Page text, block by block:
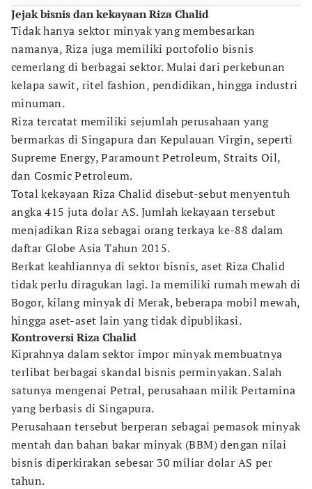
Jejak bisnis dan kekayaan Riza Chalid
Tidak hanya sektor minyak yang membesarkan
namanya, Riza juga memiliki portofolio bisnis
cemerlang di berbagai sektor. Mulai dari perkebunan
kelapa sawit, ritel fashion, pendidikan, hingga industri
minuman.
Riza tercatat memiliki sejumlah perusahaan yang
bermarkas di Singapura dan Kepulauan Virgin, seperti
Supreme Energy, Paramount Petroleum, Straits Oil,
dan Cosmic Petroleum.
Total kekayaan Riza Chalid disebut-sebut menyentuh
angka 415 juta dolar AS. Jumlah kekayaan tersebut
menjadikan Riza sebagai orang terkaya ke-88 dalam
daftar Globe Asia Tahun 2015.
Berkat keahliannya di sektor bisnis, aset Riza Chalid
tidak perlu diragukan lagi. Ia memiliki rumah mewah di
Bogor, kilang minyak di Merak, beberapa mobil mewah,
hingga aset-aset lain yang tidak dipublikasi.
Kontroversi Riza Chalid
Kiprahnya dalam sektor impor minyak membuatnya
terlibat berbagai skandal bisnis perminyakan. Salah
satunya mengenai Petral, perusahaan milik Pertamina
yang berbasis di Singapura.
Perusahaan tersebut berperan sebagai pemasok minyak
mentah dan bahan bakar minyak (BBM) dengan nilai
bisnis diperkirakan sebesar 30 miliar dolar AS per
tahun.